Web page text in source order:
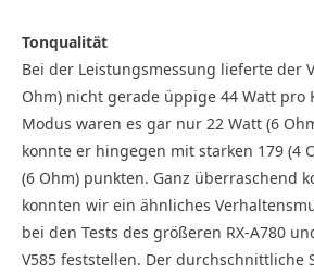
Tonqualität
Bei der Leistungsmessung lieferte der
Ohm) nicht gerade üppige 44 Watt pro
Modus waren es gar nur 22 Watt (6
konnte er hingegen mit starken 179 (4
(6 Ohm) punkten. Ganz überraschend
konnten wir ein ähnliches
bei den Tests des größeren RX-A780
V585 feststellen. Der durchschnittliche